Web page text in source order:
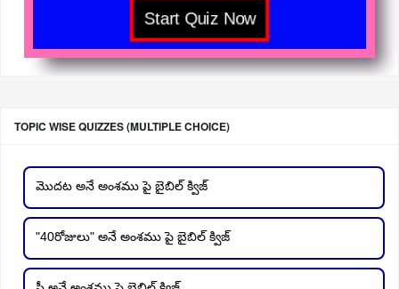
TOPIC WISE QUIZZES (MULTIPLE CHOICE)
మొదట అనే అంశము పై బైబిల్ క్విజ్
"40రోజులు" అనే అంశము పై బైబిల్ క్విజ్